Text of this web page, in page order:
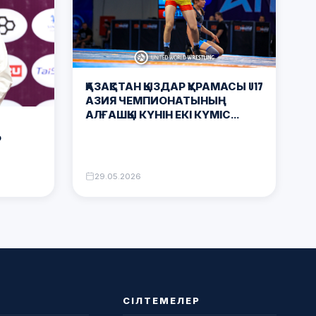
ҚАЗАҚСТАН ҚЫЗДАР ҚҰРАМАСЫ U17
АЗИЯ ЧЕМПИОНАТЫНЫҢ
АЛҒАШҚЫ КҮНІН ЕКІ КҮМІС
29.05.2026
СІЛТЕМЕЛЕР